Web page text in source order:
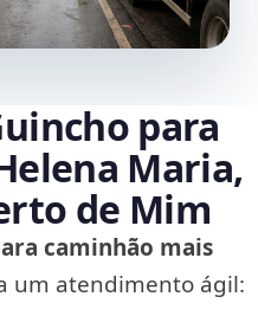
para
Maria,
de Mim
caminhão mais
um atendimento ágil: